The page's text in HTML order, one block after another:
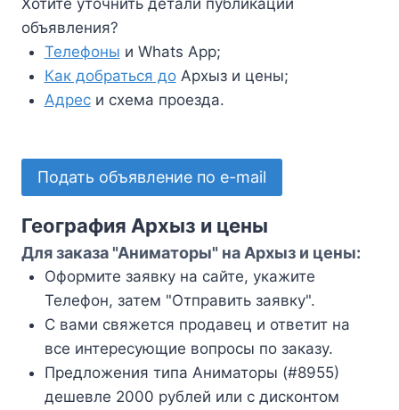
объявления?
Телефоны и Whats App;
Как добраться доАрхыз и цены;
Адреси схема проезда.
Подать объявление по e-mail
География Архыз и цены
Для заказа "Аниматоры" на Архыз и цены:
Оформите заявку на сайте, укажите
Телефон, затем "Отправить заявку".
С вами свяжется продавец и ответит на
все интересующие вопросы по заказу.
Предложения типа Аниматоры (#8955)
дешевле 2000 рублей или с дисконтом